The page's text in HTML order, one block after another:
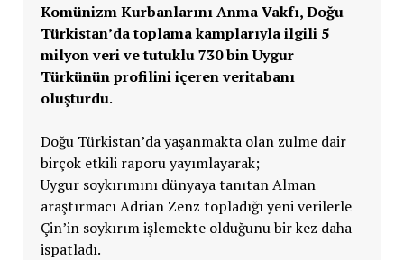
Komünizm Kurbanlarını Anma Vakfı, Doğu
Türkistan’da toplama kamplarıyla ilgili 5
milyon veri ve tutuklu 730 bin Uygur
Türkünün profilini içeren veritabanı
oluşturdu.
Doğu Türkistan’da yaşanmakta olan zulme dair
birçok etkili raporu yayımlayarak;
Uygur soykırımını dünyaya tanıtan Alman
araştırmacı Adrian Zenz topladığı yeni verilerle
Çin’in soykırım işlemekte olduğunu bir kez daha
ispatladı.